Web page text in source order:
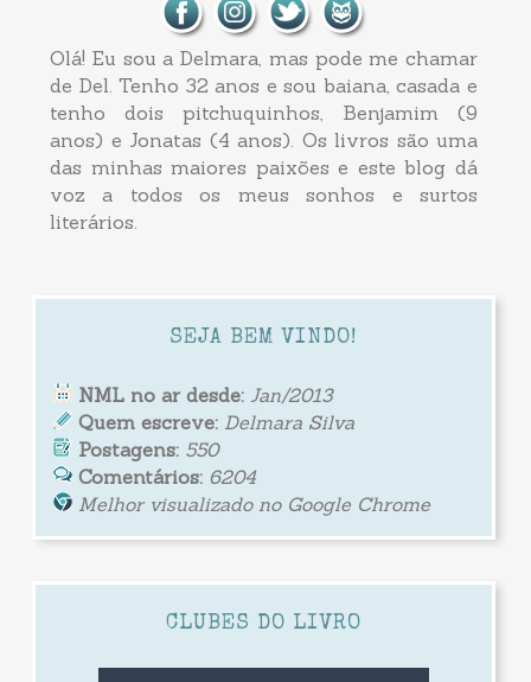
Olá! Eu sou a Delmara, mas pode me chamar
de Del. Tenho 32 anos e sou baiana, casada e
tenho dois pitchuquinhos, Benjamim (9
anos) e Jonatas (4 anos). Os livros são uma
das minhas maiores paixões e este blog dá
voz a todos os meus sonhos e surtos
literários.
SEJA BEM VINDO!
NML no ar desde: Jan/2013
Quem escreve: Delmara Silva
Postagens: 550
Comentários: 6204
Melhor visualizado no Google Chrome
CLUBES DO LIVRO